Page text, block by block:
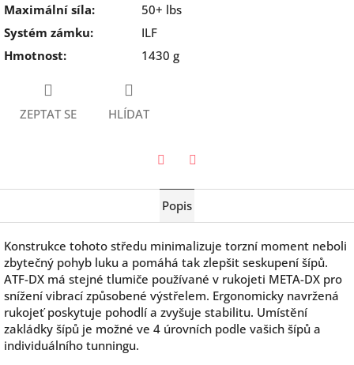
Maximální síla:
50+ lbs
Systém zámku:
ILF
Hmotnost: 1430 g
ZEPTAT SE HLÍDAT
Popis
Konstrukce tohoto středu minimalizuje torzní moment neboli
zbytečný pohyb luku a pomáhá tak zlepšit seskupení šípů.
ATF-DX má stejné tlumiče používané v rukojeti META-DX pro
snížení vibrací způsobené výstřelem. Ergonomicky navržená
rukojeť poskytuje pohodlí a zvyšuje stabilitu. Umístění
zakládky šípů je možné ve 4 úrovních podle vašich šípů a
individuálního tunningu.